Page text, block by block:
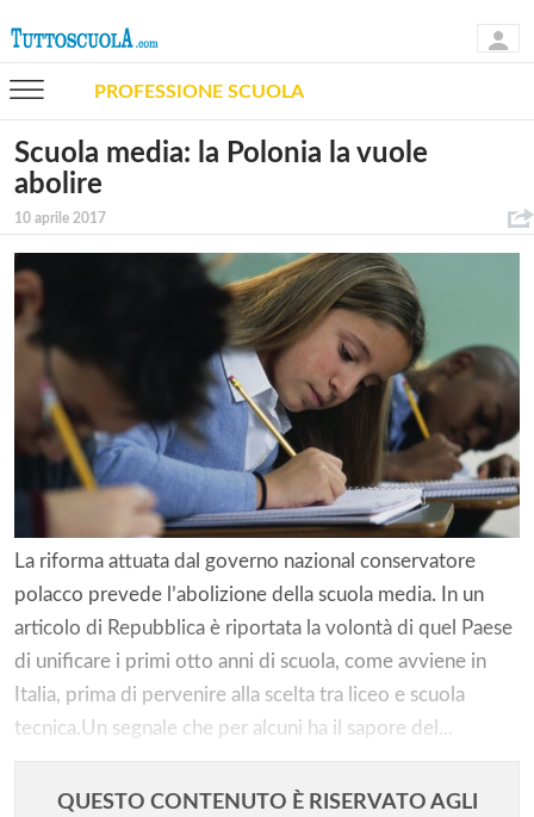
PROFESSIONE SCUOLA
Scuola media: la Polonia la vuole
abolire
10 aprile 2017
La riforma attuata dal governo nazional conservatore
polacco prevede l’abolizione della scuola media. In un
articolo di Repubblica è riportata la volontà di quel Paese
di unificare i primi otto anni di scuola, come avviene in
Italia, prima di pervenire alla scelta tra liceo e scuola
tecnica.Un segnale che per alcuni ha il sapore del...
QUESTO CONTENUTO È RISERVATO AGLI